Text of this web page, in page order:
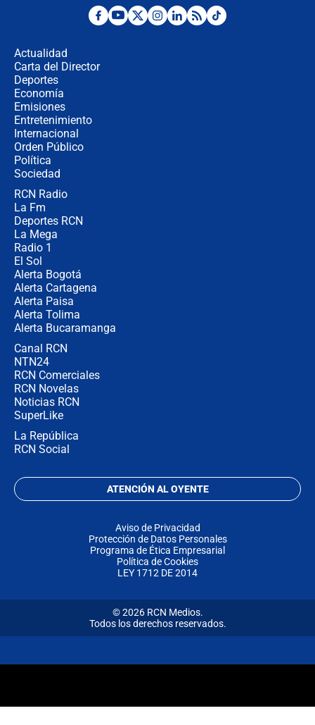
Posesión de Abelardo De La Espriella
Actualidad
Carta del Director
Deportes
Economía
Emisiones
Entretenimiento
Internacional
Orden Público
Política
Sociedad
RCN Radio
La Fm
Deportes RCN
La Mega
Radio 1
El Sol
Alerta Bogotá
Alerta Cartagena
Alerta Paisa
Alerta Tolima
Alerta Bucaramanga
Canal RCN
NTN24
RCN Comerciales
RCN Novelas
Noticias RCN
SuperLike
La República
RCN Social
ATENCIÓN AL OYENTE
Aviso de Privacidad
Protección de Datos Personales
Programa de Ética Empresarial
Política de Cookies
LEY 1712 DE 2014
© 2026 RCN Medios.
Todos los derechos reservados.